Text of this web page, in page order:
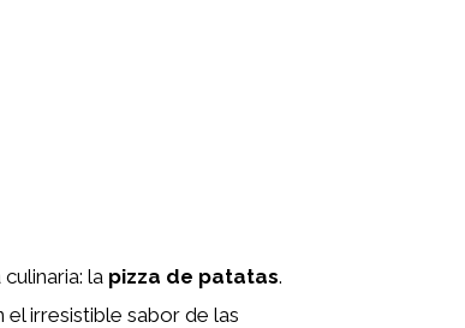
la pizza de patatas.
irresistible sabor de las